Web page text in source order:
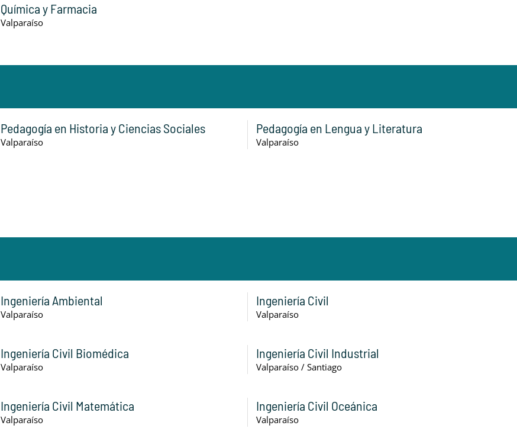
Química y Farmacia
Valparaíso
Pedagogía en Historia y Ciencias Sociales
Valparaíso
Pedagogía en Lengua y Literatura
Valparaíso
Ingeniería Ambiental
Valparaíso
Ingeniería Civil
Valparaíso
Ingeniería Civil Biomédica
Valparaíso
Ingeniería Civil Industrial
Valparaíso / Santiago
Ingeniería Civil Matemática
Valparaíso
Ingeniería Civil Oceánica
Valparaíso